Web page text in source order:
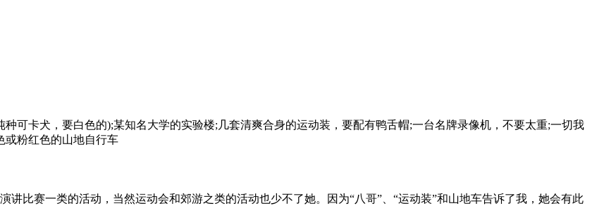
可卡犬，要白色的);某知名大学的实验楼;几套清爽合身的运动装，要配有鸭舌帽;一台名牌录像机，不要太重;一切我
或粉红色的山地自行车
比赛一类的活动，当然运动会和郊游之类的活动也少不了她。因为“八哥”、“运动装”和山地车告诉了我，她会有此